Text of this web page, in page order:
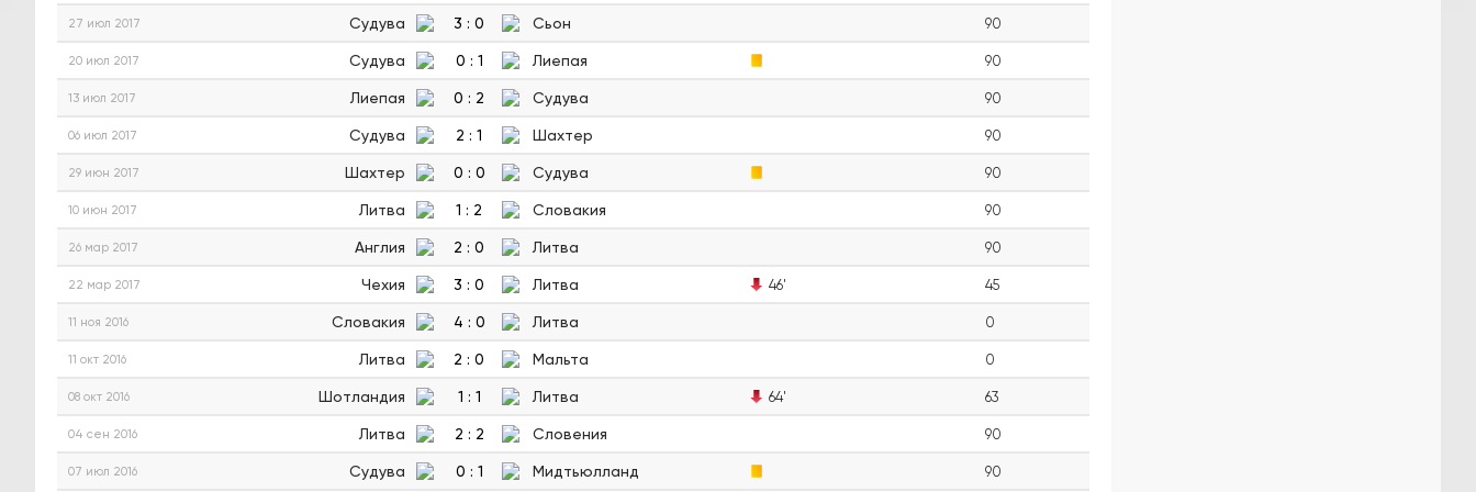
27 июл 2017 Судува 3 : 0 Сьон 90
20 июл 2017 Судува 0 : 1 Лиепая 90
13 июл 2017 Лиепая 0 : 2 Судува 90
06 июл 2017 Судува 2 : 1 Шахтер 90
29 июн 2017 Шахтер 0 : 0 Судува 90
10 июн 2017 Литва 1 : 2 Словакия 90
26 мар 2017 Англия 2 : 0 Литва 90
22 мар 2017 Чехия 3 : 0 Литва 46' 45
11 ноя 2016 Словакия 4 : 0 Литва 0
11 окт 2016 Литва 2 : 0 Мальта 0
08 окт 2016 Шотландия 1 : 1 Литва 64' 63
04 сен 2016 Литва 2 : 2 Словения 90
07 июл 2016 Судува 0 : 1 Мидтьюлланд 90